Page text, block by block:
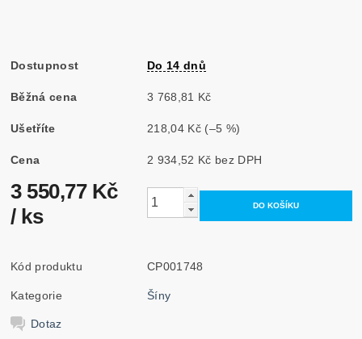
Dostupnost Do 14 dnů
Běžná cena 3 768,81 Kč
Ušetříte 218,04 Kč (–5 %)
Cena 2 934,52 Kč bez DPH
3 550,77 Kč
/ ks
Kód produktu CP001748
Kategorie Šíny
Dotaz